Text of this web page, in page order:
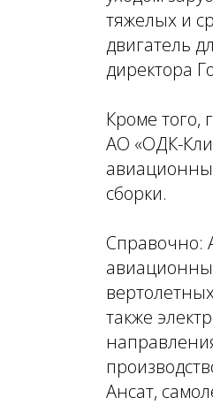
тяжелых и
двигатель
директора
Кроме того,
АО «ОДК-
сборки.
Справочно:
также
Ансат,